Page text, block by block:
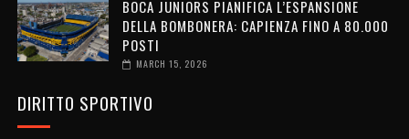
BOCA JUNIORS PIANIFICA L’ESPANSIONE
DELLA BOMBONERA: CAPIENZA FINO A 80.000
POSTI
MARCH 15, 2026
DIRITTO SPORTIVO